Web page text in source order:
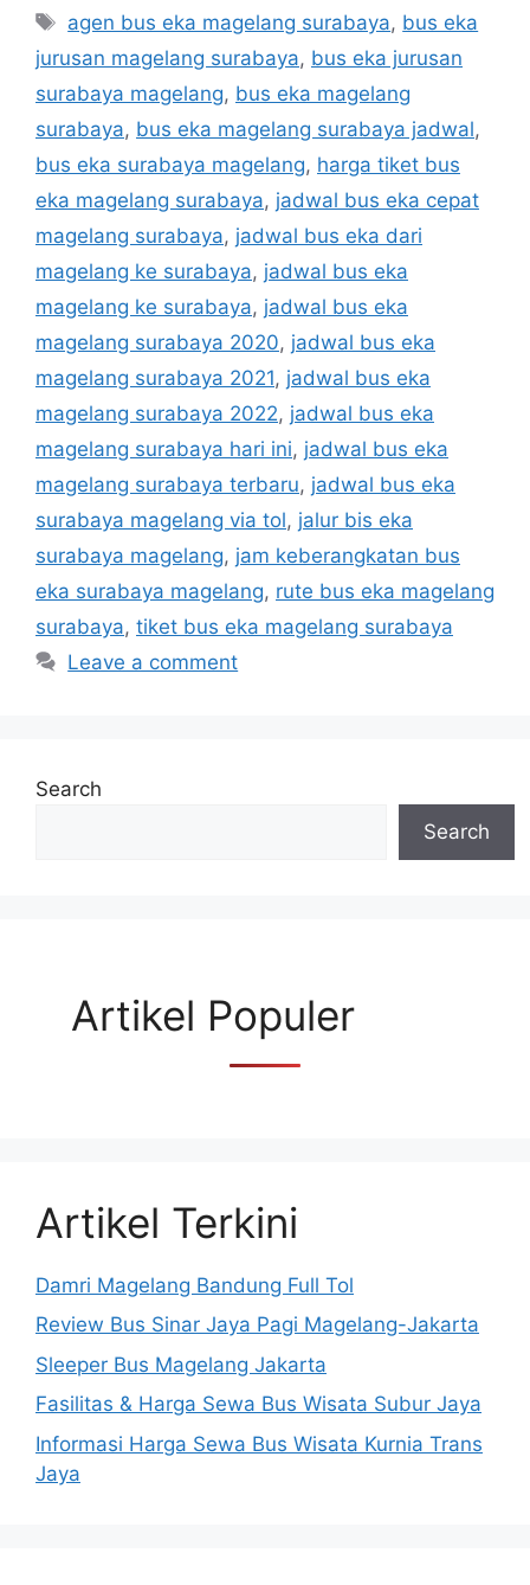
Tags
agen bus eka magelang surabaya, bus eka
jurusan magelang surabaya, bus eka jurusan
surabaya magelang, bus eka magelang
surabaya, bus eka magelang surabaya jadwal,
bus eka surabaya magelang, harga tiket bus
eka magelang surabaya, jadwal bus eka cepat
magelang surabaya, jadwal bus eka dari
magelang ke surabaya, jadwal bus eka
magelang ke surabaya, jadwal bus eka
magelang surabaya 2020, jadwal bus eka
magelang surabaya 2021, jadwal bus eka
magelang surabaya 2022, jadwal bus eka
magelang surabaya hari ini, jadwal bus eka
magelang surabaya terbaru, jadwal bus eka
surabaya magelang via tol, jalur bis eka
surabaya magelang, jam keberangkatan bus
eka surabaya magelang, rute bus eka magelang
surabaya, tiket bus eka magelang surabaya
Leave a comment
Search
Search
Artikel Populer
Artikel Terkini
Damri Magelang Bandung Full Tol
Review Bus Sinar Jaya Pagi Magelang-Jakarta
Sleeper Bus Magelang Jakarta
Fasilitas & Harga Sewa Bus Wisata Subur Jaya
Informasi Harga Sewa Bus Wisata Kurnia Trans
Jaya